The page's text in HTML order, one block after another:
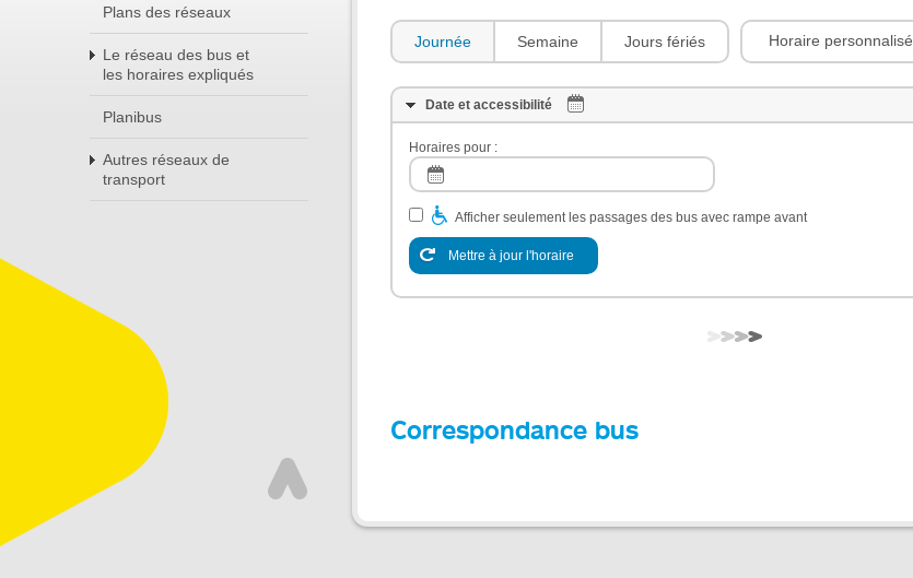
Plans des réseaux
Le réseau des bus et
les horaires expliqués
Planibus
Autres réseaux de
transport
Journée Semaine Jours fériés Horaire personnalisé
Date et accessibilité
Horaires pour :
Afficher seulement les passages des bus avec rampe avant
Mettre à jour l'horaire
Correspondance bus